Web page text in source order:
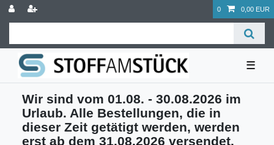
0 0,00 EUR
☰
Wir sind vom 01.08. - 30.08.2026 im
Urlaub. Alle Bestellungen, die in
dieser Zeit getätigt werden, werden
erst ab dem 31.08.2026 versendet.